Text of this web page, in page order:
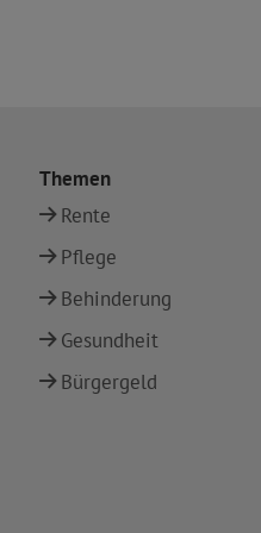
Themen
Rente
Pflege
Behinderung
Gesundheit
Bürgergeld